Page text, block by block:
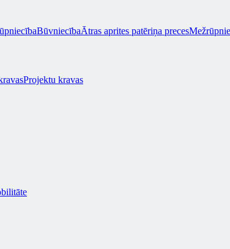
BūvniecībaĀtras aprites patēriņa preces
Projektu kravas